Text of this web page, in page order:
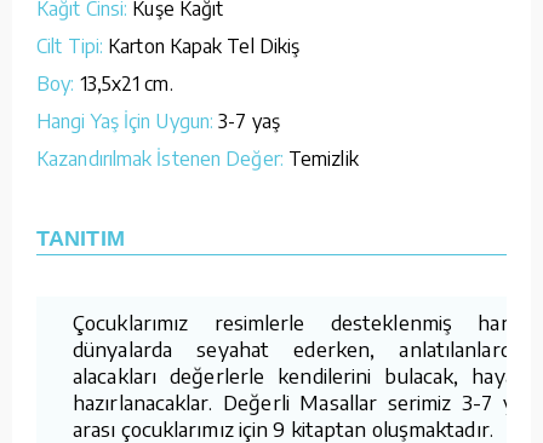
Kağıt Cinsi: Kuşe Kağıt
Cilt Tipi: Karton Kapak Tel Dikiş
Boy: 13,5x21 cm.
Hangi Yaş İçin Uygun: 3-7 yaş
Kazandırılmak İstenen Değer: Temizlik
TANITIM
Çocuklarımız resimlerle desteklenmiş harika
dünyalarda seyahat ederken, anlatılanlardan
alacakları değerlerle kendilerini bulacak, hayata
hazırlanacaklar. Değerli Masallar serimiz 3-7 yaş
arası çocuklarımız için 9 kitaptan oluşmaktadır.